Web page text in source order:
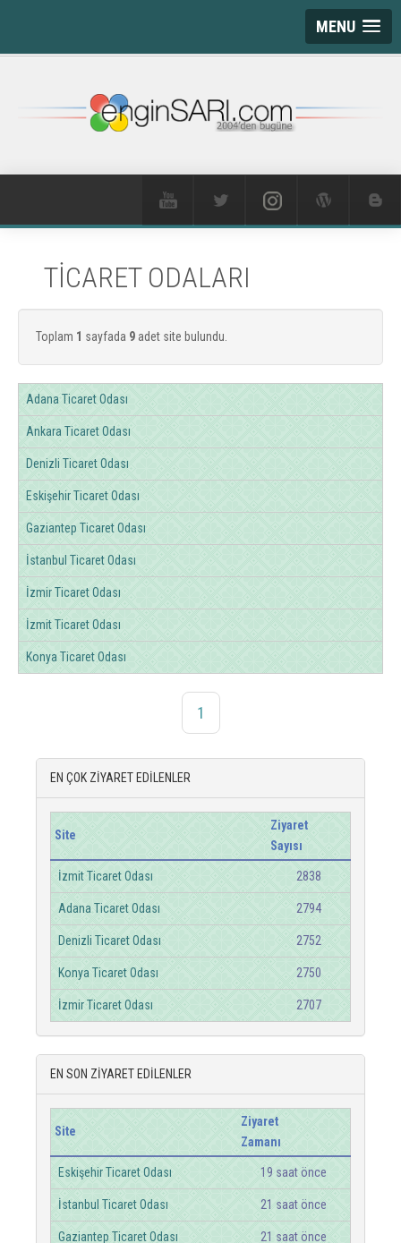
MENU
TİCARET ODALARI
Toplam 1 sayfada 9 adet site bulundu.
Adana Ticaret Odası
Ankara Ticaret Odası
Denizli Ticaret Odası
Eskişehir Ticaret Odası
Gaziantep Ticaret Odası
İstanbul Ticaret Odası
İzmir Ticaret Odası
İzmit Ticaret Odası
Konya Ticaret Odası
1
EN ÇOK ZİYARET EDİLENLER
Site
Ziyaret
Sayısı
İzmit Ticaret Odası 2838
Adana Ticaret Odası 2794
Denizli Ticaret Odası 2752
Konya Ticaret Odası 2750
İzmir Ticaret Odası 2707
EN SON ZİYARET EDİLENLER
Site
Ziyaret
Zamanı
Eskişehir Ticaret Odası 19 saat önce
İstanbul Ticaret Odası 21 saat önce
Gaziantep Ticaret Odası 21 saat önce